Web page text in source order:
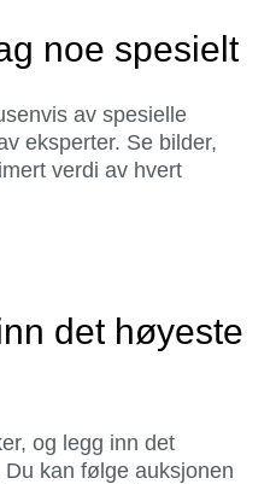
noe spesielt
av spesielle
eksperter. Se bilder,
verdi av hvert
det høyeste
og legg inn det
kan følge auksjonen